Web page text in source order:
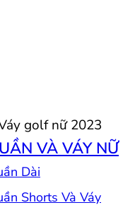
VÀ VÁY NỮ
Dài
Shorts Và Váy